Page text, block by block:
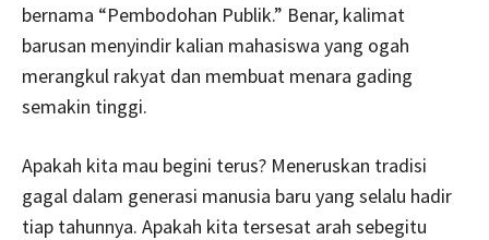
bernama “Pembodohan Publik.” Benar, kalimat
barusan menyindir kalian mahasiswa yang ogah
merangkul rakyat dan membuat menara gading
semakin tinggi.
Apakah kita mau begini terus? Meneruskan tradisi
gagal dalam generasi manusia baru yang selalu hadir
tiap tahunnya. Apakah kita tersesat arah sebegitu